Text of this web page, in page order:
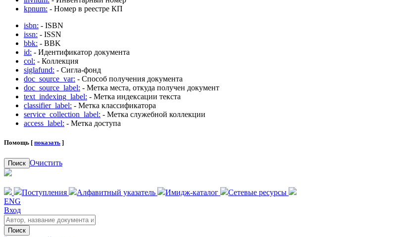
kpnum: - Номер в реестре КП
isbn: - ISBN
issn: - ISSN
bbk: - BBK
id: - Идентификатор документа
col: - Коллекция
siglafund: - Сигла-фонд
doc_source_var: - Способ получения документа
doc_source_label: - Метка места, откуда получен документ
text_indexing_label: - Метка индексации текста
classifier_label: - Метка классификатора
service_collection_label: - Метка служебной коллекции
access_label: - Метка доступа
Помощь [ показать ]
Поиск Очистить
Поступления Алфавитный указатель Имидж-каталог
Сетевые ресурсы
ENG
Вход
Поиск